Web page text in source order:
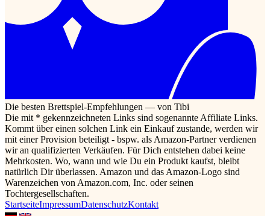
Die besten Brettspiel-Empfehlungen — von Tibi
Die mit * gekennzeichneten Links sind sogenannte Affiliate Links.
Kommt über einen solchen Link ein Einkauf zustande, werden wir
mit einer Provision beteiligt - bspw. als Amazon-Partner verdienen
wir an qualifizierten Verkäufen. Für Dich entstehen dabei keine
Mehrkosten. Wo, wann und wie Du ein Produkt kaufst, bleibt
natürlich Dir überlassen. Amazon und das Amazon-Logo sind
Warenzeichen von Amazon.com, Inc. oder seinen
Tochtergesellschaften.
StartseiteImpressumDatenschutzKontakt